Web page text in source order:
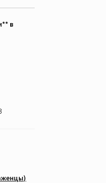
в